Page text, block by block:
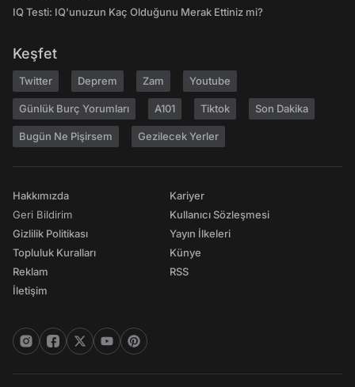
IQ Testi: IQ'unuzun Kaç Olduğunu Merak Ettiniz mi?
Keşfet
Twitter Deprem Zam Youtube
Günlük Burç Yorumları A101 Tiktok Son Dakika
Bugün Ne Pişirsem Gezilecek Yerler
Hakkımızda
Geri Bildirim
Gizlilik Politikası
Topluluk Kuralları
Reklam
İletişim
Kariyer
Kullanıcı Sözleşmesi
Yayın İlkeleri
Künye
RSS